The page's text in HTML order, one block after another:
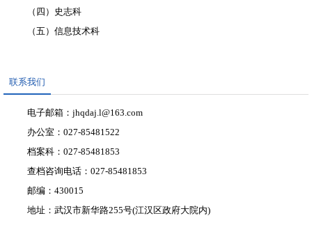
（四）史志科
（五）信息技术科
联系我们
电子邮箱：jhqdaj.l@163.com
办公室：027-85481522
档案科：027-85481853
查档咨询电话：027-85481853
邮编：430015
地址：武汉市新华路255号(江汉区政府大院内)